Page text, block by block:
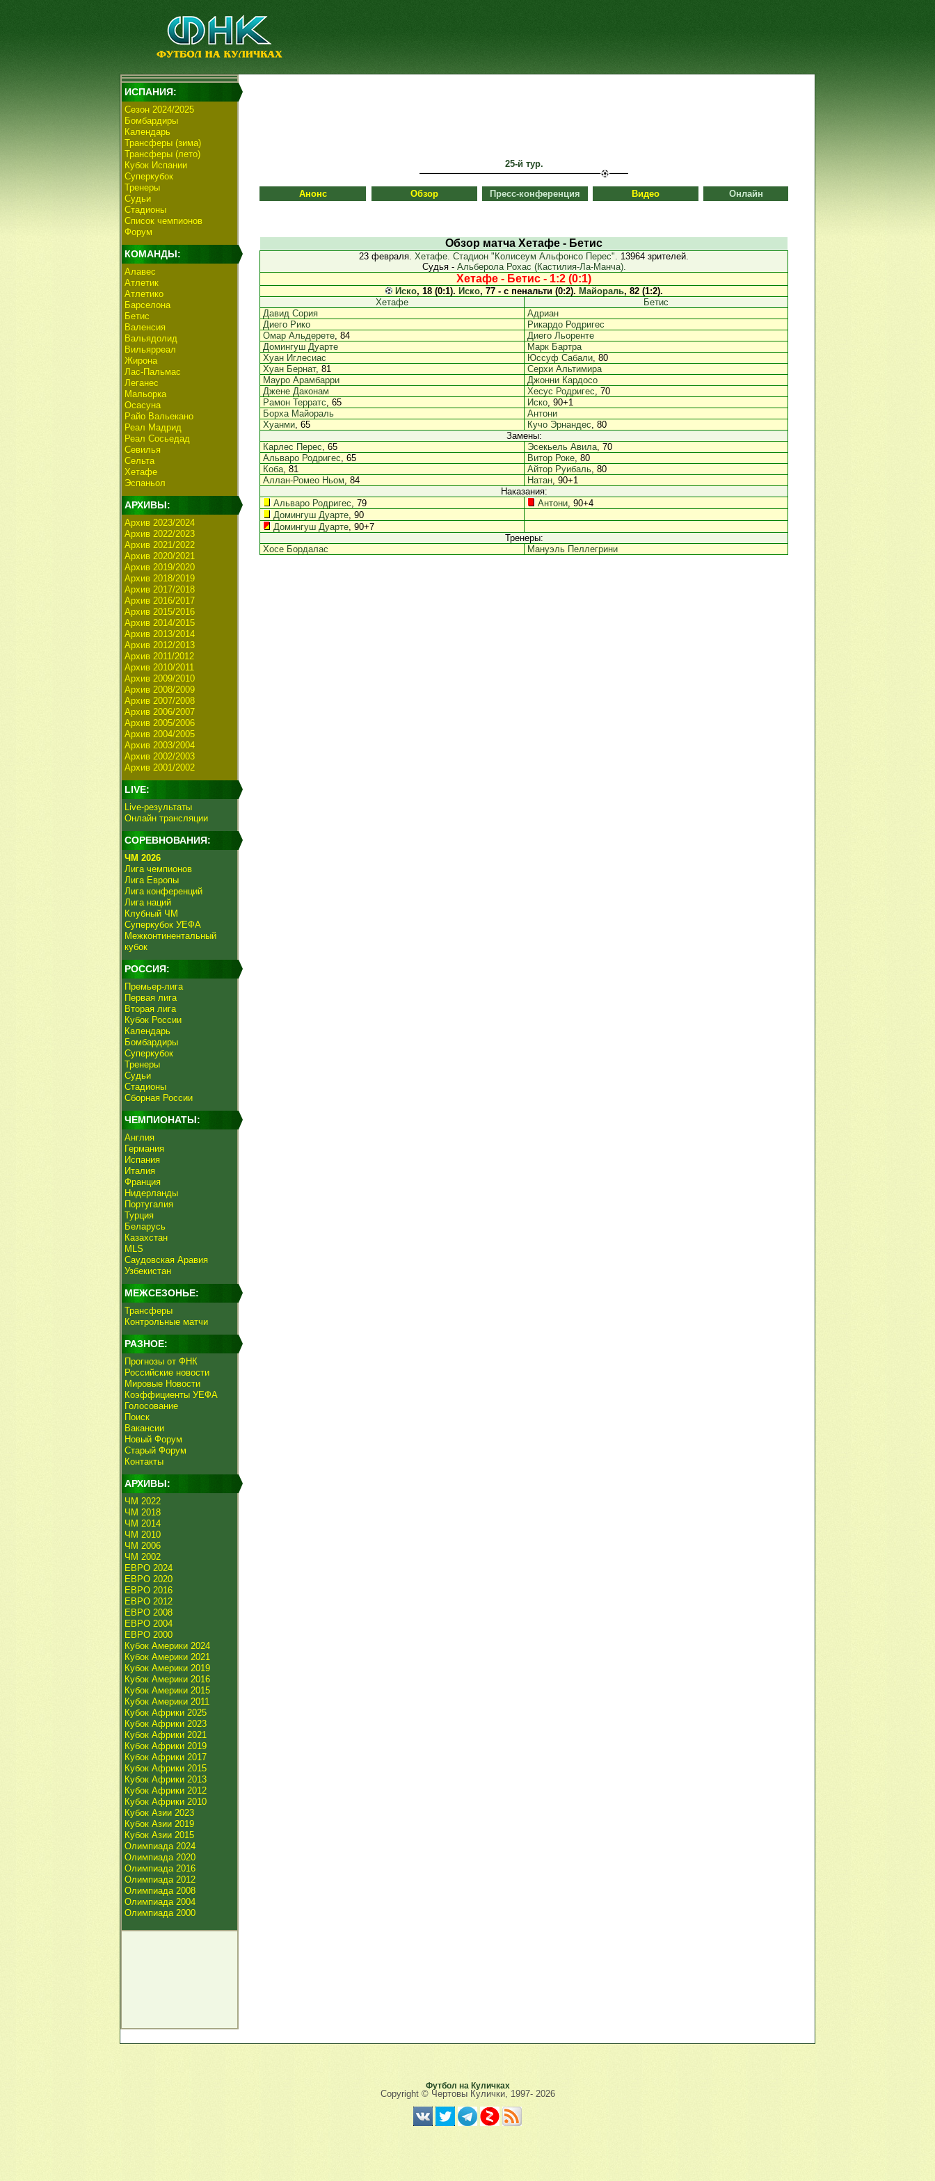
ИСПАНИЯ:
Сезон 2024/2025
Бомбардиры
Календарь
Трансферы (зима)
Трансферы (лето)
Кубок Испании
Суперкубок
Тренеры
Судьи
Стадионы
Список чемпионов
Форум
КОМАНДЫ:
Алавес
Атлетик
Атлетико
Барселона
Бетис
Валенсия
Вальядолид
Вильярреал
Жирона
Лас-Пальмас
Леганес
Мальорка
Осасуна
Райо Вальекано
Реал Мадрид
Реал Сосьедад
Севилья
Сельта
Хетафе
Эспаньол
АРХИВЫ:
Архив 2023/2024
Архив 2022/2023
Архив 2021/2022
Архив 2020/2021
Архив 2019/2020
Архив 2018/2019
Архив 2017/2018
Архив 2016/2017
Архив 2015/2016
Архив 2014/2015
Архив 2013/2014
Архив 2012/2013
Архив 2011/2012
Архив 2010/2011
Архив 2009/2010
Архив 2008/2009
Архив 2007/2008
Архив 2006/2007
Архив 2005/2006
Архив 2004/2005
Архив 2003/2004
Архив 2002/2003
Архив 2001/2002
LIVE:
Live-результаты
Онлайн трансляции
СОРЕВНОВАНИЯ:
ЧМ 2026
Лига чемпионов
Лига Европы
Лига конференций
Лига наций
Клубный ЧМ
Суперкубок УЕФА
Межконтинентальный
кубок
РОССИЯ:
Премьер-лига
Первая лига
Вторая лига
Кубок России
Календарь
Бомбардиры
Суперкубок
Тренеры
Судьи
Стадионы
Сборная России
ЧЕМПИОНАТЫ:
Англия
Германия
Испания
Италия
Франция
Нидерланды
Португалия
Турция
Беларусь
Казахстан
MLS
Саудовская Аравия
Узбекистан
МЕЖСЕЗОНЬЕ:
Трансферы
Контрольные матчи
РАЗНОЕ:
Прогнозы от ФНК
Российские новости
Мировые Новости
Коэффициенты УЕФА
Голосование
Поиск
Вакансии
Новый Форум
Старый Форум
Контакты
АРХИВЫ:
ЧМ 2022
ЧМ 2018
ЧМ 2014
ЧМ 2010
ЧМ 2006
ЧМ 2002
ЕВРО 2024
ЕВРО 2020
ЕВРО 2016
ЕВРО 2012
ЕВРО 2008
ЕВРО 2004
ЕВРО 2000
Кубок Америки 2024
Кубок Америки 2021
Кубок Америки 2019
Кубок Америки 2016
Кубок Америки 2015
Кубок Америки 2011
Кубок Африки 2025
Кубок Африки 2023
Кубок Африки 2021
Кубок Африки 2019
Кубок Африки 2017
Кубок Африки 2015
Кубок Африки 2013
Кубок Африки 2012
Кубок Африки 2010
Кубок Азии 2023
Кубок Азии 2019
Кубок Азии 2015
Олимпиада 2024
Олимпиада 2020
Олимпиада 2016
Олимпиада 2012
Олимпиада 2008
Олимпиада 2004
Олимпиада 2000
25-й тур.
Анонс Обзор Пресс-конференция Видео Онлайн
Обзор матча Хетафе - Бетис
23 февраля. Хетафе. Стадион "Колисеум Альфонсо Перес". 13964 зрителей.
Судья - Альберола Рохас (Кастилия-Ла-Манча).
Хетафе - Бетис - 1:2 (0:1)
Иско, 18 (0:1). Иско, 77 - с пенальти (0:2). Майораль, 82 (1:2).
Хетафе
Бетис
Давид Сория
Адриан
Диего Рико
Рикардо Родригес
Омар Альдерете, 84
Диего Льоренте
Домингуш Дуарте
Марк Бартра
Хуан Иглесиас
Юссуф Сабали, 80
Хуан Бернат, 81
Серхи Альтимира
Мауро Арамбарри
Джонни Кардосо
Джене Даконам
Хесус Родригес, 70
Рамон Терратс, 65 Иско, 90+1
Борха Майораль
Антони
Хуанми, 65 Кучо Эрнандес, 80
Замены:
Карлес Перес, 65 Эсекьель Авила, 70
Альваро Родригес, 65 Витор Роке, 80
Коба, 81 Айтор Руибаль, 80
Аллан-Ромео Ньом, 84 Натан, 90+1
Наказания:
Альваро Родригес, 79 Антони, 90+4
Домингуш Дуарте, 90
Домингуш Дуарте, 90+7
Тренеры:
Хосе Бордалас
Мануэль Пеллегрини
Футбол на Куличках
Copyright © Чертовы Кулички, 1997- 2026